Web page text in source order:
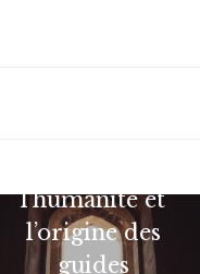
l’humanité et
l’origine des
guides